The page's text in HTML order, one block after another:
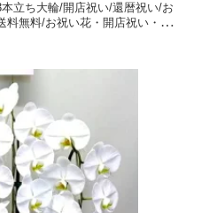
立ち大輪/開店祝い/還暦祝い/お
料無料/お祝い花・開店祝い・お
蘭】胡蝶蘭 お祝い・お祝い返
工式落成式 お歳暮株主総会は